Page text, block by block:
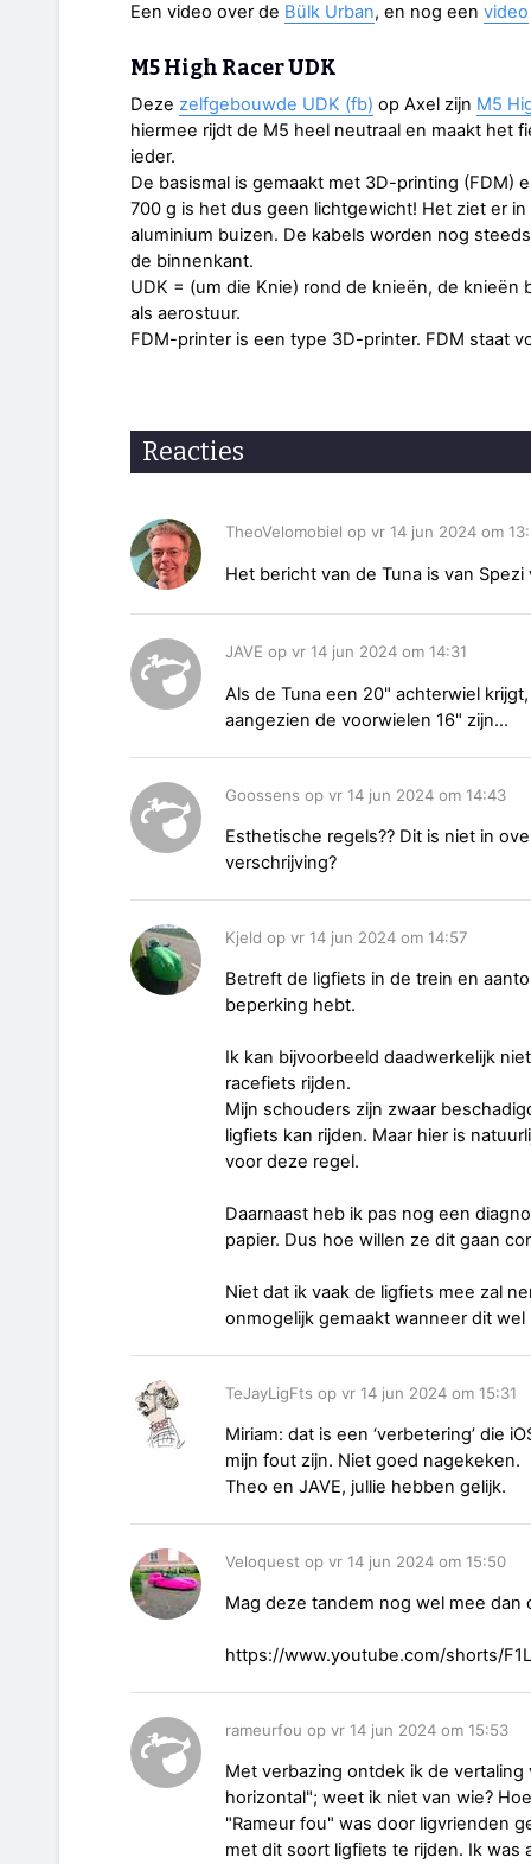
Een video over de Bülk Urban, en nog een video
M5 High Racer UDK
Deze zelfgebouwde UDK (fb) op Axel zijn M5
hiermee rijdt de M5 heel neutraal en maakt het
ieder.
De basismal is gemaakt met 3D-printing (FDM)
700 g is het dus geen lichtgewicht! Het ziet er
aluminium buizen. De kabels worden nog
de binnenkant.
UDK = (um die Knie) rond de knieën, de
als aerostuur.
FDM-printer is een type 3D-printer. FDM staat
Reacties
TheoVelomobiel op vr 14 jun 2024 om
Het bericht van de Tuna is van
JAVE op vr 14 jun 2024 om 14:31
Als de Tuna een 20" achterwiel
aangezien de voorwielen 16" zijn...
Goossens op vr 14 jun 2024 om 14:43
Esthetische regels?? Dit is niet in
verschrijving?
Kjeld op vr 14 jun 2024 om 14:57
Betreft de ligfiets in de trein en
beperking hebt.
Ik kan bijvoorbeeld daadwerkelijk
racefiets rijden.
Mijn schouders zijn zwaar
ligfiets kan rijden. Maar hier is
voor deze regel.
Daarnaast heb ik pas nog een
papier. Dus hoe willen ze dit gaan
Niet dat ik vaak de ligfiets mee zal
onmogelijk gemaakt wanneer dit wel
TeJayLigFts op vr 14 jun 2024 om 15:31
Miriam: dat is een ‘verbetering’ die
mijn fout zijn. Niet goed nagekeken.
Theo en JAVE, jullie hebben gelijk.
Veloquest op vr 14 jun 2024 om 15:50
Mag deze tandem nog wel mee
https://www.youtube.com/shorts/
rameurfou op vr 14 jun 2024 om 15:53
Met verbazing ontdek ik de
horizontal"; weet ik niet van wie?
"Rameur fou" was door ligvrienden
met dit soort ligfiets te rijden. Ik was